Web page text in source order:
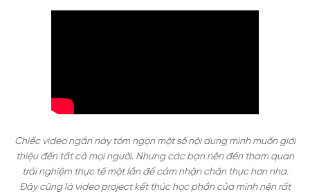
Chiếc video ngắn này tóm ngọn một số nội dung mình muốn giới
thiệu đến tất cả mọi người. Nhưng các bạn nên đến tham quan
trải nghiệm thực tế một lần để cảm nhận chân thực hơn nha.
Đây cũng là video project kết thúc học phần của mình nên rất